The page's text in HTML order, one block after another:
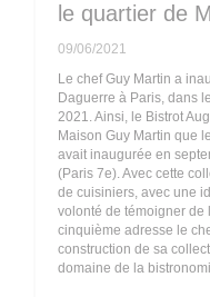
le quartier de
09/06/2021
Le chef Guy Martin a
Daguerre à Paris, dans
2021. Ainsi, le Bistrot
Maison Guy Martin que
avait inaugurée en
(Paris 7e). Avec cette
de cuisiniers, avec une
volonté de témoigner de
cinquième adresse le
construction de sa
domaine de la